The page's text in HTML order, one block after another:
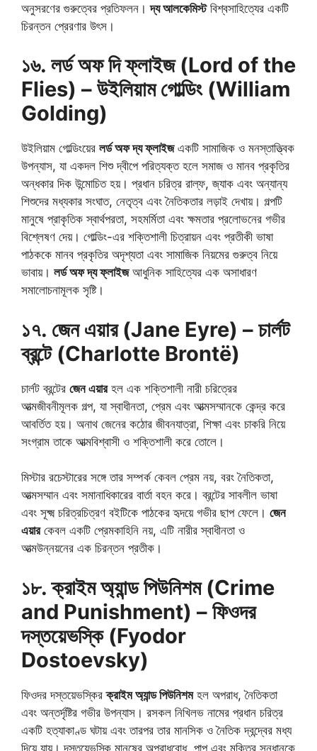
অনুসরণের গুরুত্বের প্রতিফলন।দ্য আলকেমিস্টবিশ্বসাহিত্যের একটি
চিরন্তন প্রেরণার উৎস।
১৬. লর্ড অফ দি ফ্লাইজ (Lord of the
Flies) – উইলিয়াম গোল্ডিং (William
Golding)
উইলিয়াম গোল্ডিংয়ের লর্ড অফ দ্য ফ্লাইজএকটি সামাজিক ও মনস্তাত্ত্বিক
উপন্যাস, যা একদল শিশু দ্বীপে পরিত্যক্ত হলে সমাজ ও মানব প্রকৃতির
অন্ধকার দিক উন্মোচিত হয়। প্রধান চরিত্র রাল্ফ, জ্যাক এবং অন্যান্য
শিশুদের মধ্যকার সংঘাত, নেতৃত্ব এবং নৈতিকতার লড়াই দেখায়। গল্পটি
মানুষে প্রাকৃতিক স্বার্থপরতা, সহমর্মিতা এবং ক্ষমতার প্রলোভনের গভীর
বিশ্লেষণ দেয়। গোল্ডিং-এর শক্তিশালী চিত্রায়ন এবং প্রতীকী ভাষা
পাঠককে মানব প্রকৃতির অদৃশ্যতা এবং সামাজিক নিয়মের গুরুত্ব নিয়ে
ভাবায়। লর্ড অফ দ্য ফ্লাইজআধুনিক সাহিত্যের এক অসাধারণ
সমালোচনামূলক সৃষ্টি।
১৭. জেন এয়ার (Jane Eyre) – চার্লট
ব্রন্টে (Charlotte Brontë)
চার্লট ব্রন্টের জেন এয়ারহল এক শক্তিশালী নারী চরিত্রের
আত্মজীবনীমূলক গল্প, যা স্বাধীনতা, প্রেম এবং আত্মসম্মানকে কেন্দ্র করে
আবর্তিত হয়। অনাথ জেনের কঠোর জীবনযাত্রা, শিক্ষা এবং চাকরি নিয়ে
সংগ্রাম তাকে আত্মবিশ্বাসী ও শক্তিশালী করে তোলে।
মিস্টার রচেস্টারের সঙ্গে তার সম্পর্ক কেবল প্রেম নয়, বরং নৈতিকতা,
আত্মসম্মান এবং সমানাধিকারের বার্তা বহন করে। ব্রন্টের সাবলীল ভাষা
এবং সূক্ষ্ম চরিত্রচিত্রণ বইটিকে পাঠকের হৃদয়ে গভীর ছাপ ফেলে। জেন
এয়ারকেবল একটি প্রেমকাহিনি নয়, এটি নারীর স্বাধীনতা ও
আত্মউন্নয়নের এক চিরন্তন প্রতীক।
১৮. ক্রাইম অ্যান্ড পিউনিশম (Crime
and Punishment) – ফিওদর
দস্তয়েভস্কি (Fyodor
Dostoevsky)
ফিওদর দস্তয়েভস্কিরক্রাইম অ্যান্ড পিউনিশমহল অপরাধ, নৈতিকতা
এবং অন্তর্দৃষ্টির গভীর উপন্যাস। রসকল নিখিলভ নামের প্রধান চরিত্র
একটি হত্যাকাণ্ড ঘটায় এবং তারপর তার মানসিক ও নৈতিক দ্বন্দ্বের মধ্য
দিয়ে যায়। দস্তয়েভস্কি মানুষের অপরাধবোধ, পাপ এবং মুক্তির সন্ধানকে